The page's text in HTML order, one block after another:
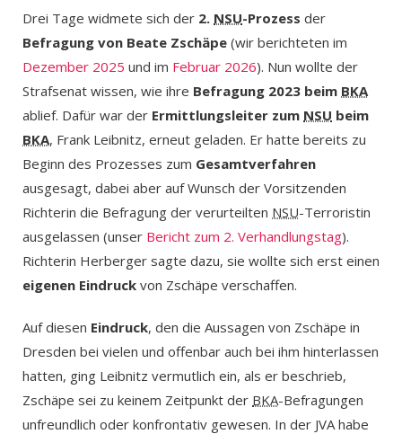
Drei Tage widmete sich der 2. NSU-Prozess der
Befragung von Beate Zschäpe (wir berichteten im
Dezember 2025 und im Februar 2026). Nun wollte der
Strafsenat wissen, wie ihre Befragung 2023 beim BKA
ablief. Dafür war der Ermittlungsleiter zum NSU beim
BKA, Frank Leibnitz, erneut geladen. Er hatte bereits zu
Beginn des Prozesses zum Gesamtverfahren
ausgesagt, dabei aber auf Wunsch der Vorsitzenden
Richterin die Befragung der verurteilten NSU-Terroristin
ausgelassen (unser Bericht zum 2. Verhandlungstag).
Richterin Herberger sagte dazu, sie wollte sich erst einen
eigenen Eindruck von Zschäpe verschaffen.
Auf diesen Eindruck, den die Aussagen von Zschäpe in
Dresden bei vielen und offenbar auch bei ihm hinterlassen
hatten, ging Leibnitz vermutlich ein, als er beschrieb,
Zschäpe sei zu keinem Zeitpunkt der BKA-Befragungen
unfreundlich oder konfrontativ gewesen. In der JVA habe